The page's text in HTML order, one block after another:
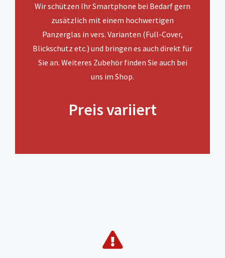
Wir schützen Ihr Smartphone bei Bedarf gern
zusätzlich mit einem hochwertigen
Panzerglas in vers. Varianten (Full-Cover,
Blickschutz etc.) und bringen es auch direkt für
Sie an. Weiteres Zubehör finden Sie auch bei
uns im Shop.
Preis variiert